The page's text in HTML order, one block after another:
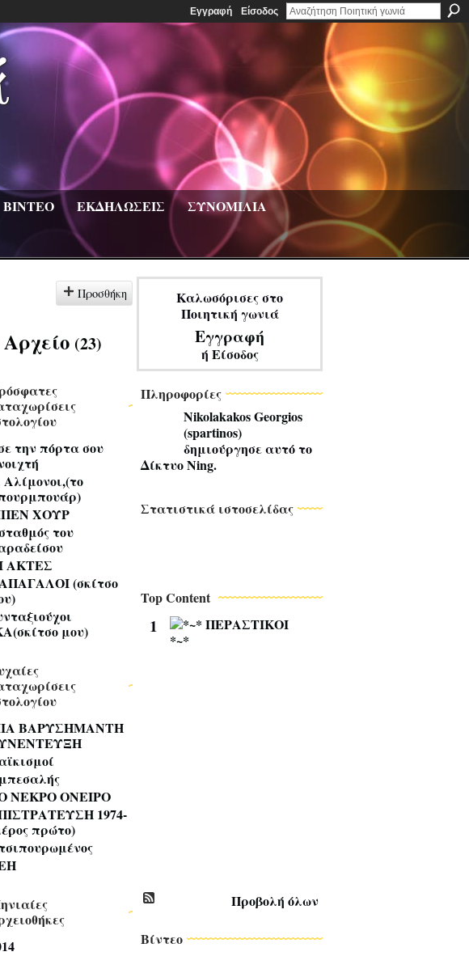
Εγγραφή Είσοδος
ΒΙΝΤΕΟ ΕΚΔΗΛΩΣΕΙΣ
ΣΥΝΟΜΙΛΙΑ
Προσθήκη
(23)
την πόρτα σου
Αλίμονοι,(το
ΧΟΥΡ
του
ΑΚΤΕΣ
(σκίτσο
μου)
ΒΑΡΥΣΗΜΑΝΤΗ
ΝΕΚΡΟ ΟΝΕΙΡΟ
1974-
πρώτο)
Καλωσόρισες στο
Ποιητική γωνιά
Εγγραφή
ή Είσοδος
Πληροφορίες
Nikolakakos Georgios
(spartinos)
δημιούργησε αυτό το
Δίκτυο Ning.
Στατιστικά ιστοσελίδας
Top Content
1
Προβολή όλων
Βίντεο